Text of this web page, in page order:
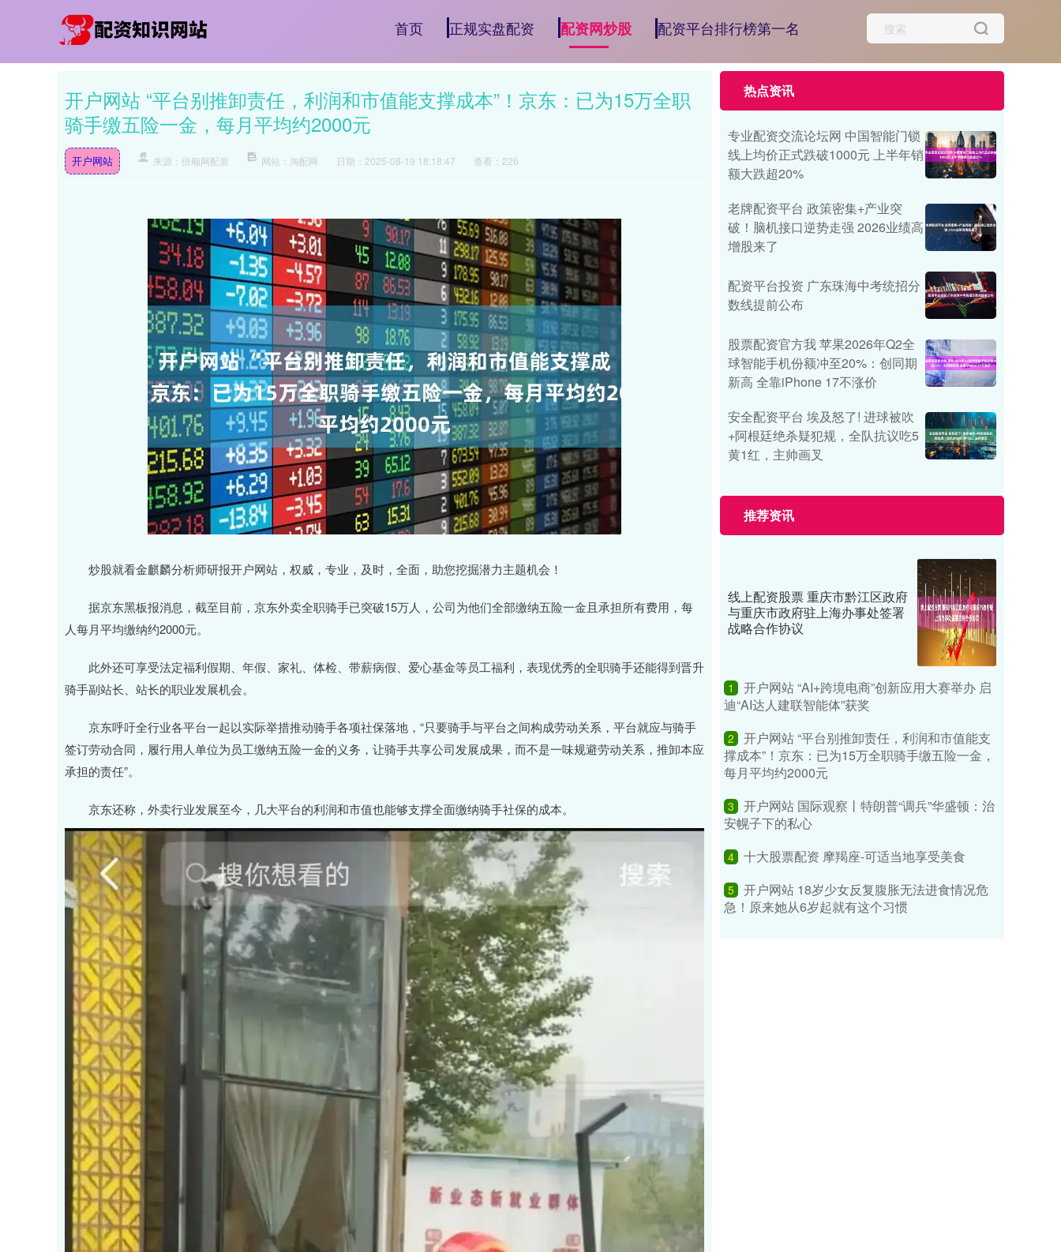
首页 正规实盘配资 配资网炒股 配资平台排行榜第一名
开户网站 “平台别推卸责任，利润和市值能支撑成本”！京东：已为15万全职
骑手缴五险一金，每月平均约2000元
开户网站 来源：倍顺网配资 网站：淘配网 日期：2025-08-19 18:18:47 查看：226
炒股就看金麒麟分析师研报开户网站，权威，专业，及时，全面，助您挖掘潜力主题机会！
据京东黑板报消息，截至目前，京东外卖全职骑手已突破15万人，公司为他们全部缴纳五险一金且承担所有费用，每
人每月平均缴纳约2000元。
此外还可享受法定福利假期、年假、家礼、体检、带薪病假、爱心基金等员工福利，表现优秀的全职骑手还能得到晋升
骑手副站长、站长的职业发展机会。
京东呼吁全行业各平台一起以实际举措推动骑手各项社保落地，“只要骑手与平台之间构成劳动关系，平台就应与骑手
签订劳动合同，履行用人单位为员工缴纳五险一金的义务，让骑手共享公司发展成果，而不是一味规避劳动关系，推卸本应
承担的责任”。
京东还称，外卖行业发展至今，几大平台的利润和市值也能够支撑全面缴纳骑手社保的成本。
热点资讯
专业配资交流论坛网 中国智能门锁
线上均价正式跌破1000元 上半年销
额大跌超20%
老牌配资平台 政策密集+产业突
破！脑机接口逆势走强 2026业绩高
增股来了
配资平台投资 广东珠海中考统招分
数线提前公布
股票配资官方我 苹果2026年Q2全
球智能手机份额冲至20%：创同期
新高 全靠iPhone 17不涨价
安全配资平台 埃及怒了! 进球被吹
+阿根廷绝杀疑犯规，全队抗议吃5
黄1红，主帅画叉
推荐资讯
线上配资股票 重庆市黔江区政府
与重庆市政府驻上海办事处签署
战略合作协议
1
开户网站 “AI+跨境电商”创新应用大赛举办 启
迪“AI达人建联智能体”获奖
2
开户网站 “平台别推卸责任，利润和市值能支
撑成本”！京东：已为15万全职骑手缴五险一金，
每月平均约2000元
3
开户网站 国际观察丨特朗普“调兵”华盛顿：治
安幌子下的私心
4 十大股票配资 摩羯座-可适当地享受美食
5 开户网站 18岁少女反复腹胀无法进食情况危
急！原来她从6岁起就有这个习惯